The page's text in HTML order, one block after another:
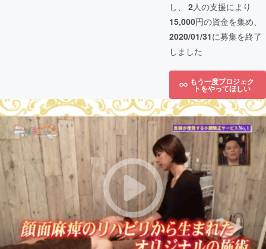
し、 2人の支援により
15,000円の資金を集め、
2020/01/31に募集を終了
しました
もう一度プロジェク
トをやってほしい